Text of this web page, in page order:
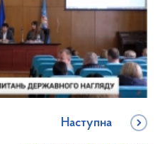
Наступна